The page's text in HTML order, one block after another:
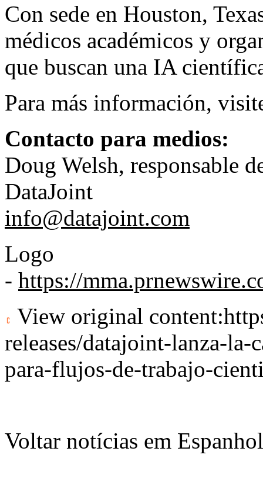
Con sede en Houston,
médicos académicos y
que buscan una IA
Para más información,
Contacto para medios:
Doug Welsh, responsable
DataJoint
info@datajoint.com
Logo
- https://
View original content:
releases/datajoint-lanza-
para-flujos-de-trabajo-
Voltar notícias em Espanhol